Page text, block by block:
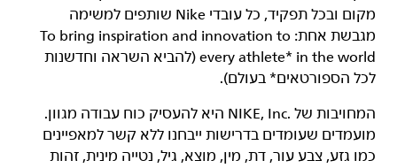
מקום ובכל תפקיד, כל עובדי Nike שותפים למשימה
מגבשת אחת: To bring inspiration and innovation to
every athlete* in the world (להביא השראה וחדשנות
לכל הספורטאים* בעולם).
המחויבות של NIKE, Inc.‎ היא להעסיק כוח עבודה מגוון.
מועמדים שעומדים בדרישות ייבחנו ללא קשר למאפיינים
כמו גזע, צבע עור, דת, מין, מוצא, גיל, נטייה מינית, זהות